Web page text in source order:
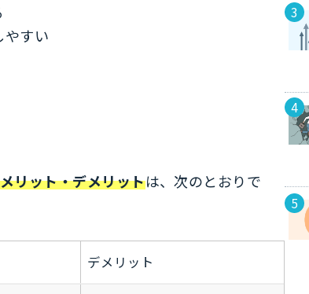
やすい
リット・デメリットは、次のとおりで
デメリット